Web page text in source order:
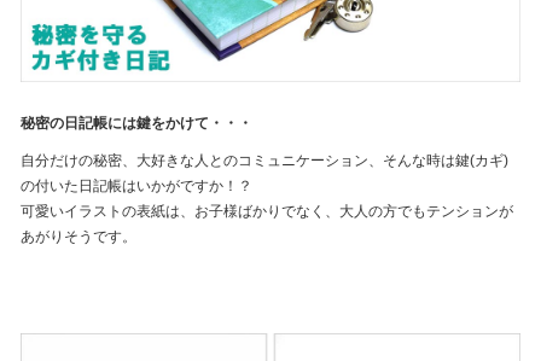
秘密の日記帳には鍵をかけて・・・
自分だけの秘密、大好きな人とのコミュニケーション、そんな時は鍵(カギ)
の付いた日記帳はいかがですか！？
可愛いイラストの表紙は、お子様ばかりでなく、大人の方でもテンションが
あがりそうです。